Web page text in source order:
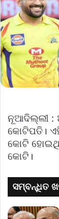
ନୂଆଦିଲ୍ଲୀ :
କୋଟିପତି।
କୋଟି
କୋଟି।
ସମ୍ବନ୍ଧିତ